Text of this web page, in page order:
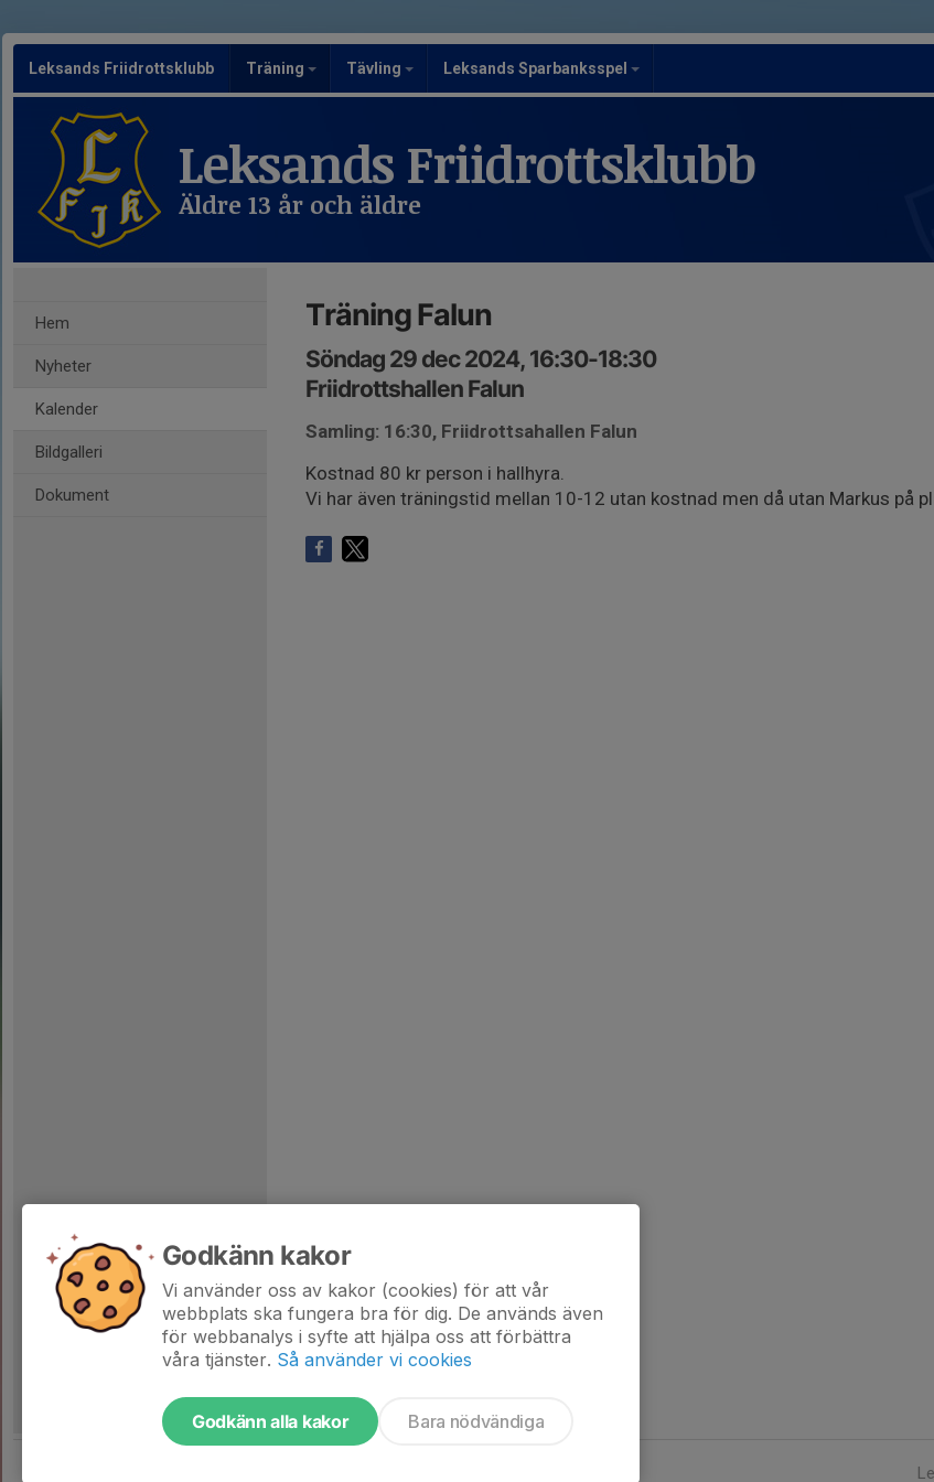
Leksands Friidrottsklubb Träning Tävling Leksands Sparbanksspel
Leksands Friidrottsklubb
Äldre 13 år och äldre
Hem
Nyheter
Kalender
Bildgalleri
Dokument
Träning Falun
Söndag 29 dec 2024, 16:30-18:30
Friidrottshallen Falun
Samling: 16:30, Friidrottsahallen Falun
Kostnad 80 kr person i hallhyra.
Vi har även träningstid mellan 10-12 utan kostnad men då utan Markus på
Godkänn kakor
Vi använder oss av kakor (cookies) för att vår
webbplats ska fungera bra för dig. De används även
för webbanalys i syfte att hjälpa oss att förbättra
våra tjänster. Så använder vi cookies
Godkänn alla kakor Bara nödvändiga